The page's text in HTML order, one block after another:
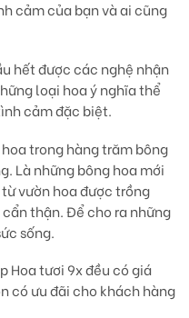
cảm của bạn và ai cũng
hết được các nghệ nhận
loại hoa ý nghĩa thể
cảm đặc biệt.
trong hàng trăm bông
Là những bông hoa mới
vườn hoa được trồng
thận. Để cho ra những
sống.
Hoa tươi 9x đều có giá
có ưu đãi cho khách hàng